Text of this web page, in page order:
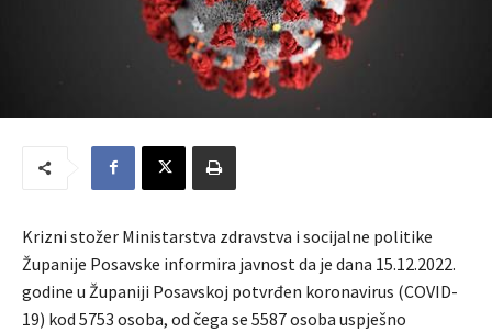
Krizni stožer Ministarstva zdravstva i socijalne politike
Županije Posavske informira javnost da je dana 15.12.2022.
godine u Županiji Posavskoj potvrđen koronavirus (COVID-
19) kod 5753 osoba, od čega se 5587 osoba uspješno